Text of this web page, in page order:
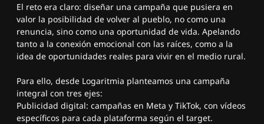
El reto era claro: diseñar una campaña que pusiera en
valor la posibilidad de volver al pueblo, no como una
renuncia, sino como una oportunidad de vida. Apelando
tanto a la conexión emocional con las raíces, como a la
idea de oportunidades reales para vivir en el medio rural.
Para ello, desde Logaritmia planteamos una campaña
integral con tres ejes:
Publicidad digital: campañas en Meta y TikTok, con vídeos
específicos para cada plataforma según el target.